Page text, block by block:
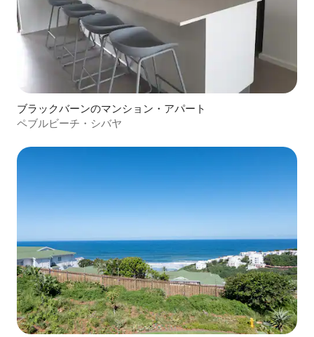
ブラックバーンのマンション・アパート
ペブルビーチ・シバヤ